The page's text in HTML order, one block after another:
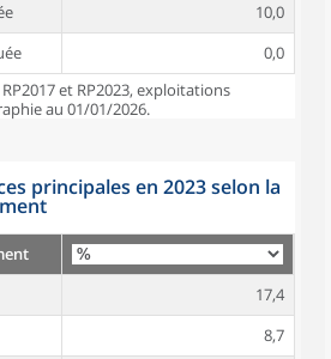
10,0
0,0
et RP2023, exploitations
au 01/01/2026.
principales en 2023 selon la
17,4
8,7